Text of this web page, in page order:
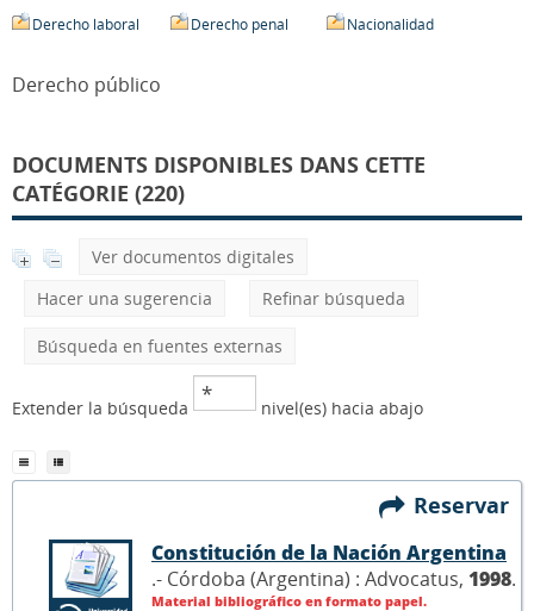
Derecho laboral
Derecho penal Nacionalidad
Derecho público
DOCUMENTS DISPONIBLES DANS CETTE
CATÉGORIE (220)
Ver documentos digitales
Hacer una sugerencia
Refinar búsqueda
Búsqueda en fuentes externas
Extender la búsqueda nivel(es) hacia abajo
Reservar
Constitución de la Nación Argentina
.- Córdoba (Argentina) : Advocatus, 1998.
Material bibliográfico en formato papel.